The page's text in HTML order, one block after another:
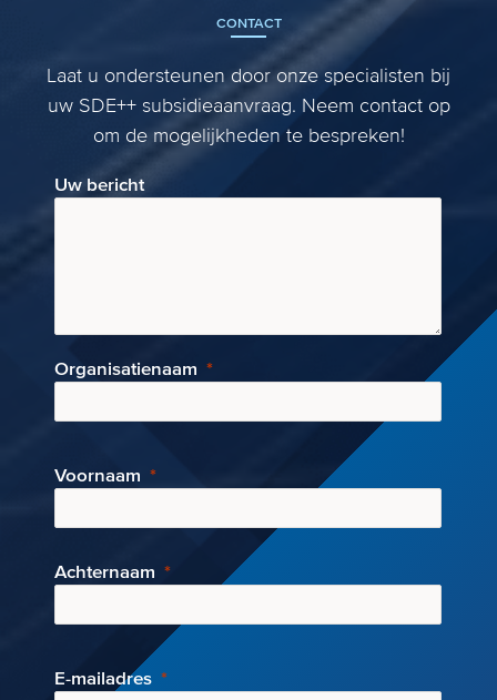
CONTACT
Laat u ondersteunen door onze specialisten bij
uw SDE++ subsidieaanvraag. Neem contact op
om de mogelijkheden te bespreken!
Uw bericht
Organisatienaam
Voornaam
Achternaam
E-mailadres